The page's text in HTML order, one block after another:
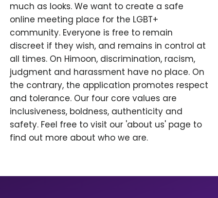
much as looks. We want to create a safe
online meeting place for the LGBT+
community. Everyone is free to remain
discreet if they wish, and remains in control at
all times. On Himoon, discrimination, racism,
judgment and harassment have no place. On
the contrary, the application promotes respect
and tolerance. Our four core values are
inclusiveness, boldness, authenticity and
safety. Feel free to visit our 'about us' page to
find out more about who we are.